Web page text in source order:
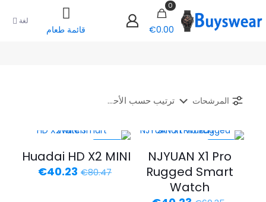
0
€0.00 قائمة طعام
لغة
المرشحات
NJYUAN X1 Pro
Rugged Smart
Watch
Huadai HD X2 MINI
€80.47
السعر €40.23 السعر